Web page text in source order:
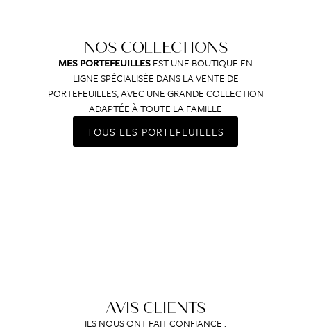
NOS COLLECTIONS
MES PORTEFEUILLESEST UNE BOUTIQUE EN
LIGNE SPÉCIALISÉE DANS LA VENTE DE
PORTEFEUILLES, AVEC UNE GRANDE COLLECTION
ADAPTÉE À TOUTE LA FAMILLE
TOUS LES PORTEFEUILLES
AVIS CLIENTS
ILS NOUS ONT FAIT CONFIANCE :